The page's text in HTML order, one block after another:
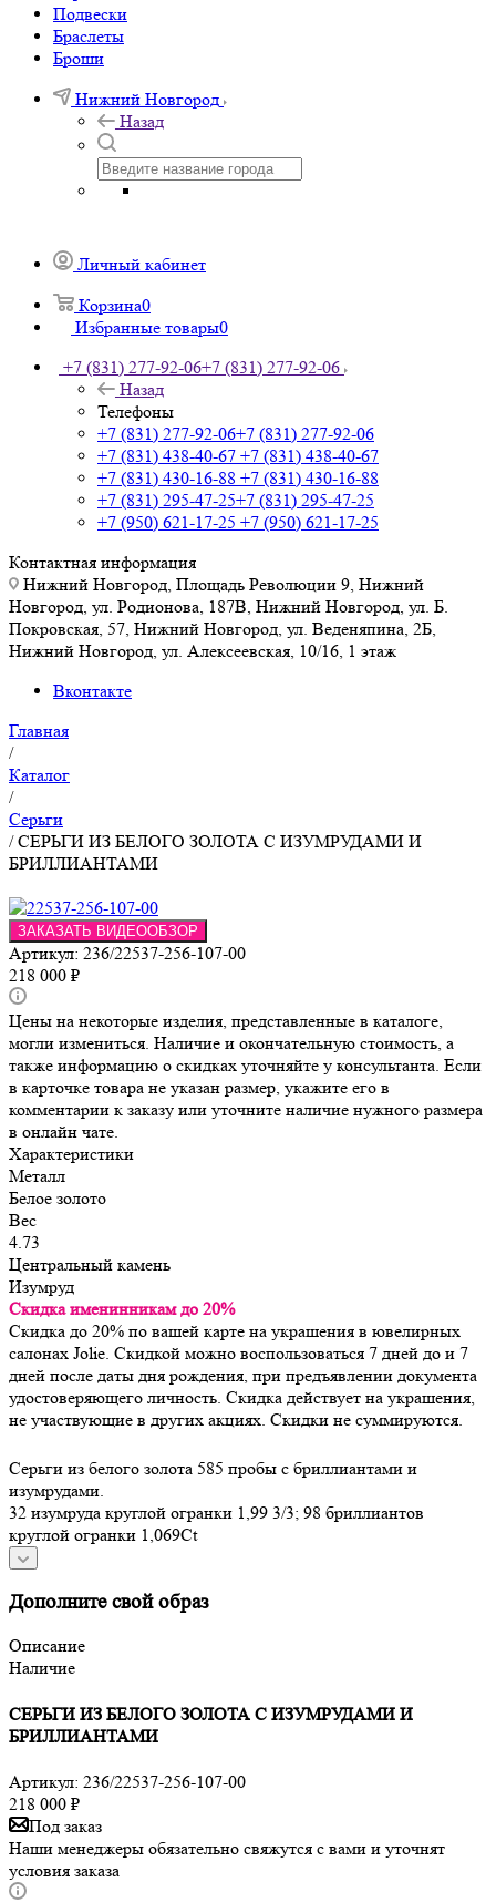
Подвески
Браслеты
Броши
Нижний Новгород
Назад
Личный кабинет
Корзина0
Избранные товары0
+7 (831) 277-92-06+7 (831) 277-92-06
Назад
Телефоны
+7 (831) 277-92-06+7 (831) 277-92-06
+7 (831) 438-40-67 +7 (831) 438-40-67
+7 (831) 430-16-88 +7 (831) 430-16-88
+7 (831) 295-47-25+7 (831) 295-47-25
+7 (950) 621-17-25 +7 (950) 621-17-25
Контактная информация
Нижний Новгород, Площадь Революции 9, Нижний
Новгород, ул. Родионова, 187В, Нижний Новгород, ул. Б.
Покровская, 57, Нижний Новгород, ул. Веденяпина, 2Б,
Нижний Новгород, ул. Алексеевская, 10/16, 1 этаж
Вконтакте
Главная
/
Каталог
/
Серьги
/СЕРЬГИ ИЗ БЕЛОГО ЗОЛОТА С ИЗУМРУДАМИ И
БРИЛЛИАНТАМИ
ЗАКАЗАТЬ ВИДЕООБЗОР
Артикул: 236/22537-256-107-00
218 000 ₽
Цены на некоторые изделия, представленные в каталоге,
могли измениться. Наличие и окончательную стоимость, а
также информацию о скидках уточняйте у консультанта. Если
в карточке товара не указан размер, укажите его в
комментарии к заказу или уточните наличие нужного размера
в онлайн чате.
Характеристики
Металл
Белое золото
Вес
4.73
Центральный камень
Изумруд
Скидка именинникам до 20%
Скидка до 20% по вашей карте на украшения в ювелирных
салонах Jolie. Скидкой можно воспользоваться 7 дней до и 7
дней после даты дня рождения, при предъявлении документа
удостоверяющего личность. Скидка действует на украшения,
не участвующие в других акциях. Скидки не суммируются.
Серьги из белого золота 585 пробы с бриллиантами и
изумрудами.
32 изумруда круглой огранки 1,99 3/3; 98 бриллиантов
круглой огранки 1,069Ct
Дополните свой образ
Описание
Наличие
СЕРЬГИ ИЗ БЕЛОГО ЗОЛОТА С ИЗУМРУДАМИ И
БРИЛЛИАНТАМИ
Артикул: 236/22537-256-107-00
218 000 ₽
Под заказ
Наши менеджеры обязательно свяжутся с вами и уточнят
условия заказа